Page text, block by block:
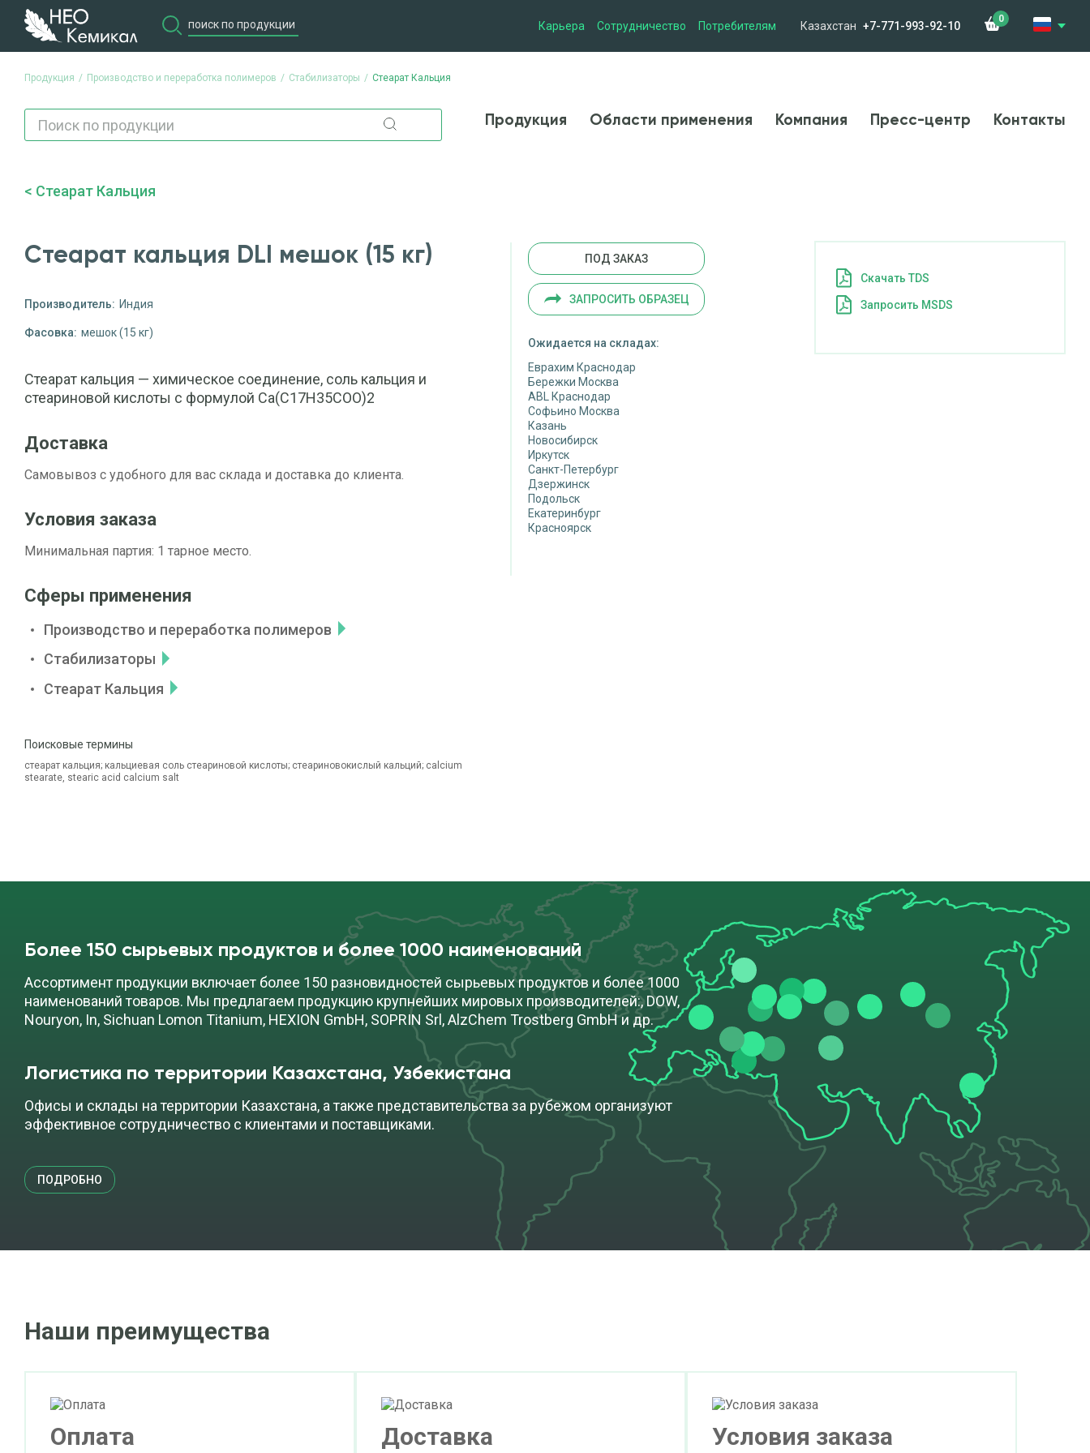
Карьера Сотрудничество Потребителям Казахстан +7-771-993-92-10
0
Продукция Производство и переработка полимеров Стабилизаторы Стеарат Кальция
Продукция Области применения Компания Пресс-центр Контакты
Стеарат Кальция
Стеарат кальция DLI мешок (15 кг)
Производитель: Индия
Фасовка: мешок (15 кг)
Стеарат кальция — химическое соединение, соль кальция и
стеариновой кислоты с формулой Ca(C17H35COO)2
Доставка
Самовывоз с удобного для вас склада и доставка до клиента.
Условия заказа
Минимальная партия: 1 тарное место.
Сферы применения
Производство и переработка полимеров
Стабилизаторы
Стеарат Кальция
Поисковые термины
стеарат кальция; кальциевая соль стеариновой кислоты; стеариновокислый кальций; calcium
stearate, stearic acid calcium salt
ПОД ЗАКАЗ
ЗАПРОСИТЬ ОБРАЗЕЦ
Ожидается на складах:
Еврахим Краснодар
Бережки Москва
ABL Краснодар
Софьино Москва
Казань
Новосибирск
Иркутск
Санкт-Петербург
Дзержинск
Подольск
Екатеринбург
Красноярск
Cкачать TDS
Запросить MSDS
Более 150 сырьевых продуктов и более 1000 наименований
Ассортимент продукции включает более 150 разновидностей сырьевых продуктов и более 1000
наименований товаров. Мы предлагаем продукцию крупнейших мировых производителей:, DOW,
Nouryon, In, Sichuan Lomon Titanium, HEXION GmbH, SOPRIN Srl, AlzChem Trostberg GmbH и др.
Логистика по территории Казахстана, Узбекистана
Офисы и склады на территории Казахстана, а также представительства за рубежом организуют
эффективное сотрудничество с клиентами и поставщиками.
ПОДРОБНО
Наши преимущества
Оплата Доставка Условия заказа